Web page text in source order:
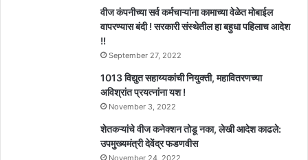
वीज कंपनीच्या सर्व कर्मचाऱ्यांना कामाच्या वेळेत मोबाईल
वापरण्यास बंदी ! सरकारी संस्थेतील हा बहुधा पहिलाच आदेश
!!
September 27, 2022
1013 विद्युत सहाय्यकांची नियुक्ती, महावितरणच्या
अविश्रांत प्रयत्नांना यश !
November 3, 2022
शेतकऱ्यांचे वीज कनेक्शन तोडू नका, लेखी आदेश काढले:
उपमुख्यमंत्री देवेंद्र फडणवीस
November 24, 2022